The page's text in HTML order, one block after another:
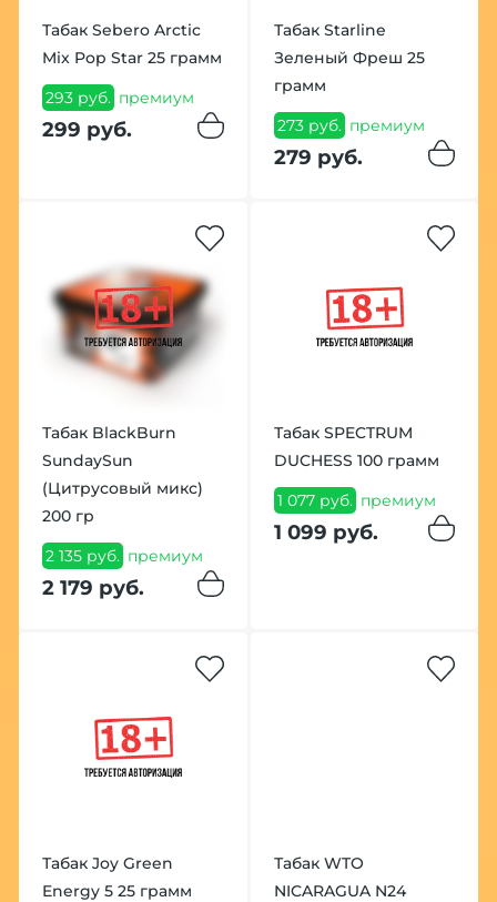
Табак Sebero Arctic
Mix Pop Star 25 грамм
293 руб. премиум
299 руб.
Табак Starline
Зеленый Фреш 25
грамм
273 руб. премиум
279 руб.
Табак BlackBurn
SundaySun
(Цитрусовый микс)
200 гр
2 135 руб. премиум
2 179 руб.
Табак SPECTRUM
DUCHESS 100 грамм
1 077 руб. премиум
1 099 руб.
Табак Joy Green
Energy 5 25 грамм
Табак WTO
NICARAGUA N24